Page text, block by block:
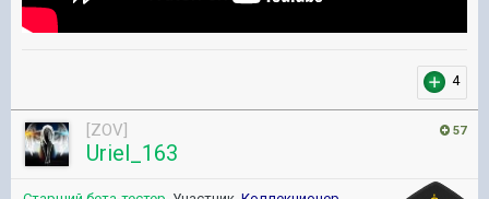
4
57
[ZOV]
Uriel_163